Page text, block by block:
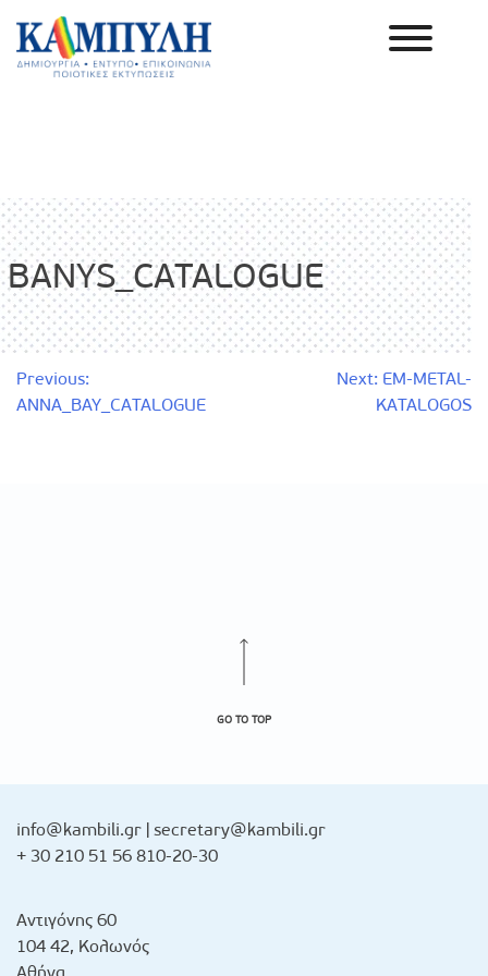
Skip
content
BANYS_CATALOGUE
Πλοήγηση
Previous:
ANNA_BAY_CATALOGUE
Next: EM-METAL-
KATALOGOS
GO TO TOP
info@kambili.gr secretary@kambili.gr
+ 30 210 51 56 810-20-30
Αντιγόνης 60
104 42, Κολωνός